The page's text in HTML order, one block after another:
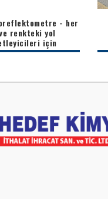
- her
renkteki yol
için